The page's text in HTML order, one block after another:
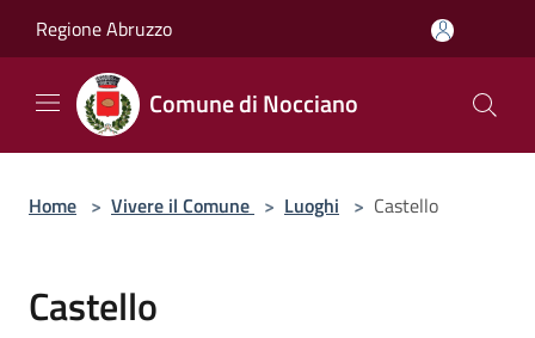
Regione Abruzzo
Comune di Nocciano
Home > Vivere il Comune > Luoghi > Castello
Castello